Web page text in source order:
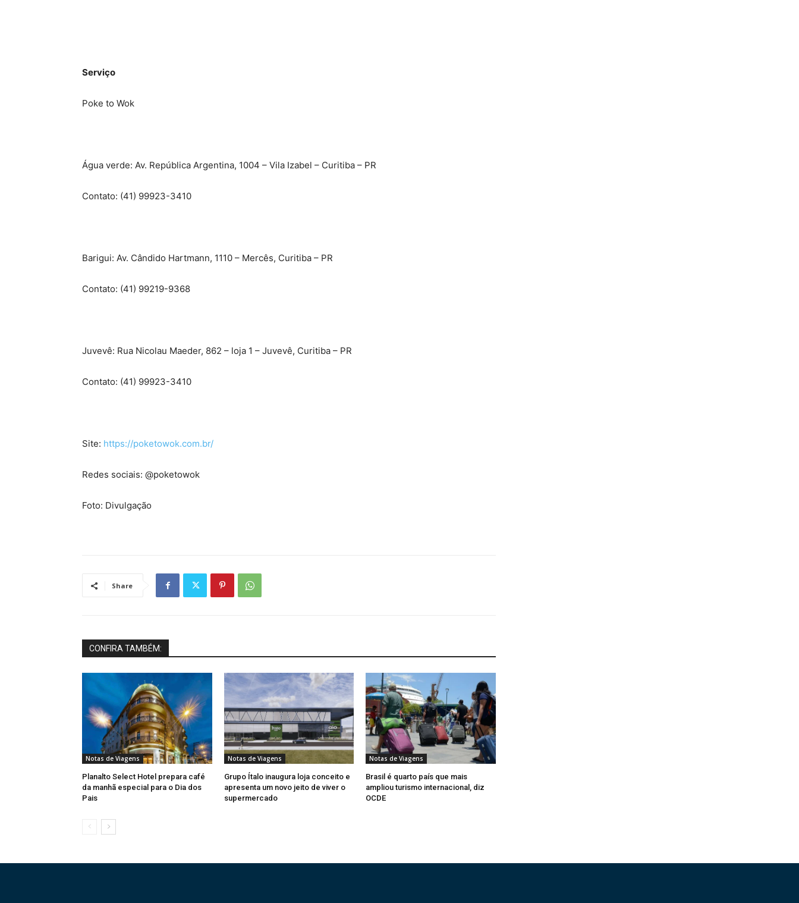
Serviço
Poke to Wok
Água verde: Av. República Argentina, 1004 – Vila Izabel – Curitiba – PR
Contato: (41) 99923-3410
Barigui: Av. Cândido Hartmann, 1110 – Mercês, Curitiba – PR
Contato: (41) 99219-9368
Juvevê: Rua Nicolau Maeder, 862 – loja 1 – Juvevê, Curitiba – PR
Contato: (41) 99923-3410
Site: https://poketowok.com.br/
Redes sociais: @poketowok
Foto: Divulgação
Share
CONFIRA TAMBÉM:
Notas de Viagens
Planalto Select Hotel prepara café
da manhã especial para o Dia dos
Pais
Notas de Viagens
Grupo Ítalo inaugura loja conceito e
apresenta um novo jeito de viver o
supermercado
Notas de Viagens
Brasil é quarto país que mais
ampliou turismo internacional, diz
OCDE